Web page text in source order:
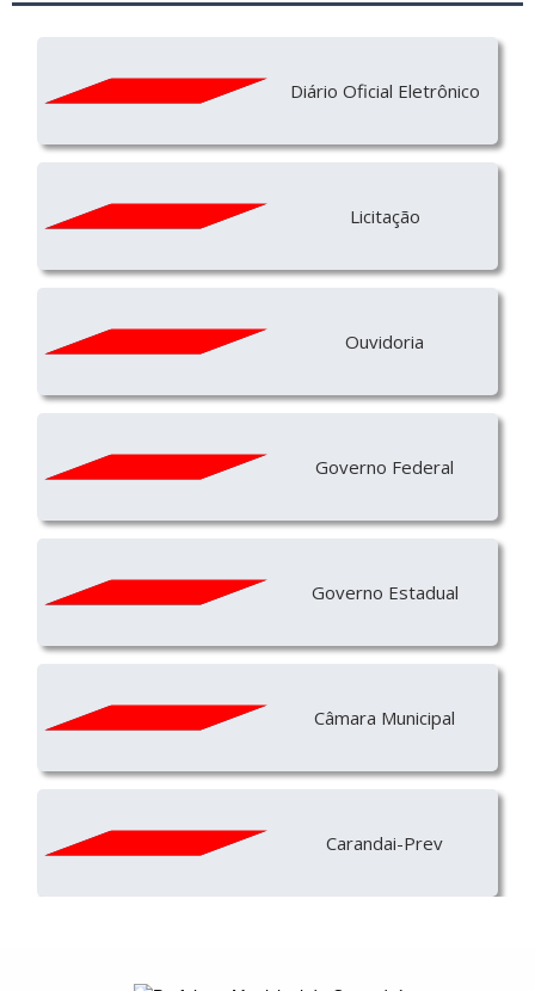
Diário Oficial Eletrônico
Licitação
Ouvidoria
Governo Federal
Governo Estadual
Câmara Municipal
Carandai-Prev